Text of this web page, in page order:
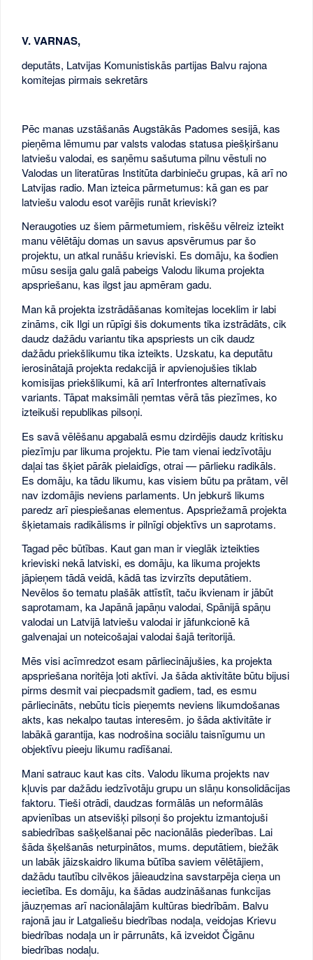
V. VARNAS,
deputāts, Latvijas Komunistiskās partijas Balvu rajona
komitejas pirmais sekretārs
Pēc manas uzstāšanās Augstākās Padomes sesijā, kas
pieņēma lēmumu par valsts valodas statusa piešķiršanu
latviešu valodai, es saņēmu sašutuma pilnu vēstuli no
Valodas un literatūras Institūta darbinieču grupas, kā arī no
Latvijas radio. Man izteica pārmetumus: kā gan es par
latviešu valodu esot varējis runāt krieviski?
Neraugoties uz šiem pārmetumiem, riskēšu vēlreiz izteikt
manu vēlētāju domas un savus apsvērumus par šo
projektu, un atkal runāšu krieviski. Es domāju, ka šodien
mūsu sesija galu galā pabeigs Valodu likuma projekta
apspriešanu, kas ilgst jau apmēram gadu.
Man kā projekta izstrādāšanas komitejas loceklim ir labi
zināms, cik Ilgi un rūpīgi šis dokuments tika izstrādāts, cik
daudz dažādu variantu tika apspriests un cik daudz
dažādu priekšlikumu tika izteikts. Uzskatu, ka deputātu
ierosinātajā projekta redakcijā ir apvienojušies tiklab
komisijas priekšlikumi, kā arī Interfrontes alternatīvais
variants. Tāpat maksimāli ņemtas vērā tās piezīmes, ko
izteikuši republikas pilsoņi.
Es savā vēlēšanu apgabalā esmu dzirdējis daudz kritisku
piezīmju par likuma projektu. Pie tam vienai iedzīvotāju
daļai tas šķiet pārāk pielaidīgs, otrai — pārlieku radikāls.
Es domāju, ka tādu likumu, kas visiem būtu pa prātam, vēl
nav izdomājis neviens parlaments. Un jebkurš likums
paredz arī piespiešanas elementus. Apspriežamā projekta
šķietamais radikālisms ir pilnīgi objektīvs un saprotams.
Tagad pēc būtības. Kaut gan man ir vieglāk izteikties
krieviski nekā latviski, es domāju, ka likuma projekts
jāpieņem tādā veidā, kādā tas izvirzīts deputātiem.
Nevēlos šo tematu plašāk attīstīt, taču ikvienam ir jābūt
saprotamam, ka Japānā japāņu valodai, Spānijā spāņu
valodai un Latvijā latviešu valodai ir jāfunkcionē kā
galvenajai un noteicošajai valodai šajā teritorijā.
Mēs visi acīmredzot esam pārliecinājušies, ka projekta
apspriešana noritēja ļoti aktīvi. Ja šāda aktivitāte būtu bijusi
pirms desmit vai piecpadsmit gadiem, tad, es esmu
pārliecināts, nebūtu ticis pieņemts neviens likumdošanas
akts, kas nekalpo tautas interesēm. jo šāda aktivitāte ir
labākā garantija, kas nodrošina sociālu taisnīgumu un
objektīvu pieeju likumu radīšanai.
Mani satrauc kaut kas cits. Valodu likuma projekts nav
kļuvis par dažādu iedzīvotāju grupu un slāņu konsolidācijas
faktoru. Tieši otrādi, daudzas formālās un neformālās
apvienības un atsevišķi pilsoņi šo projektu izmantojuši
sabiedrības sašķelšanai pēc nacionālās piederības. Lai
šāda šķelšanās neturpinātos, mums. deputātiem, biežāk
un labāk jāizskaidro likuma būtība saviem vēlētājiem,
dažādu tautību cilvēkos jāieaudzina savstarpēja cieņa un
iecietība. Es domāju, ka šādas audzināšanas funkcijas
jāuzņemas arī nacionālajām kultūras biedrībām. Balvu
rajonā jau ir Latgaliešu biedrības nodaļa, veidojas Krievu
biedrības nodaļa un ir pārrunāts, kā izveidot Čigānu
biedrības nodaļu.